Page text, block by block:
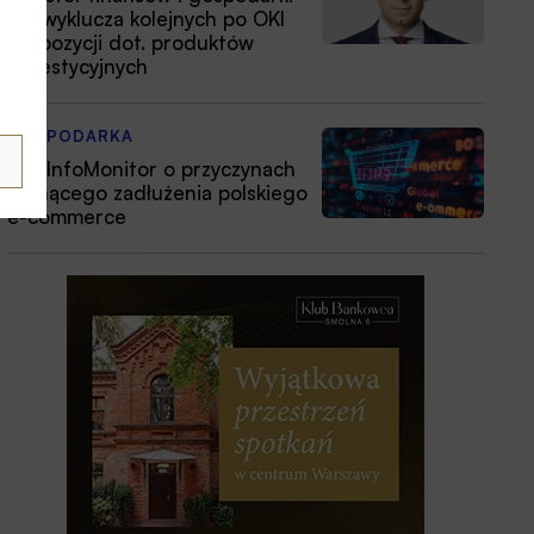
nie wyklucza kolejnych po OKI
propozycji dot. produktów
inwestycyjnych
GOSPODARKA
BIG InfoMonitor o przyczynach
rosnącego zadłużenia polskiego
e-commerce